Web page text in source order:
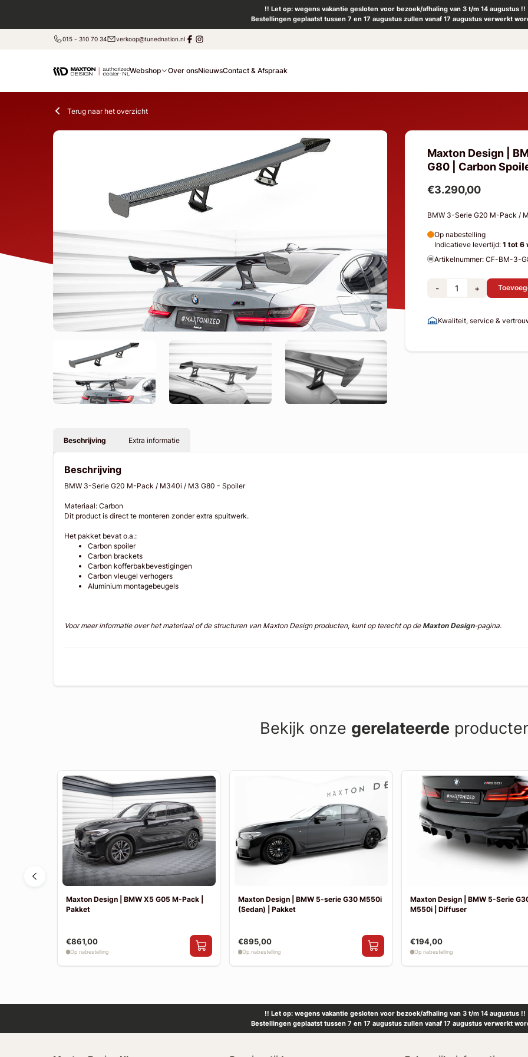
!! Let op: wegens vakantie gesloten voor bezoek/afhaling van 3 t/m 14 augustus !!
Bestellingen geplaatst tussen 7 en 17 augustus zullen vanaf 17 augustus verwerkt
015 - 310 70 34 verkoop@tunednation.nl
Webshop Over onsNieuwsContact & Afspraak
Terug naar het overzicht
Maxton Design |
G80 | Carbon
€3.290,00
BMW 3-Serie G20 M-Pack /
Op nabestelling
Indicatieve levertijd: 1 tot 6
Artikelnummer: CF-BM-3-
- +
Kwaliteit, service &
Beschrijving Extra informatie
Beschrijving
BMW 3-Serie G20 M-Pack / M340i / M3 G80 - Spoiler
Materiaal: Carbon
Dit product is direct te monteren zonder extra spuitwerk.
Het pakket bevat o.a.:
Carbon spoiler
Carbon brackets
Carbon kofferbakbevestigingen
Carbon vleugel verhogers
Aluminium montagebeugels
Voor meer informatie over het materiaal of de structuren van Maxton Design producten, kunt op terecht op deMaxton Design-pagina.
Bekijk onze gerelateerde
Maxton Design | BMW X5 G05 M-Pack |
Pakket
€861,00
Op nabestelling
Maxton Design | BMW 5-serie G30 M550i
(Sedan) | Pakket
€895,00
Op nabestelling
Maxton Design | BMW 5-Serie
M550i | Diffuser
€194,00
Op nabestelling
!! Let op: wegens vakantie gesloten voor bezoek/afhaling van 3 t/m 14 augustus !!
Bestellingen geplaatst tussen 7 en 17 augustus zullen vanaf 17 augustus verwerkt